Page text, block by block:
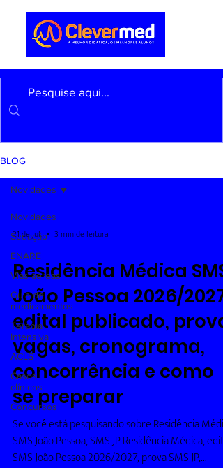
BLOG
Novidades
Sedação
ENARE
Vias aéreas
Guia de
medicamentos
Terapia
Intensiva
ACLS
Casos
clínicos
Concursos
Novidades
21 de jul. 3 min de leitura
Residência Médica SMS
João Pessoa 2026/2027:
edital publicado, prova,
vagas, cronograma,
concorrência e como
se preparar
Se você está pesquisando sobre Residência
SMS João Pessoa, SMS JP Residência Médica, edital
SMS João Pessoa 2026/2027, prova SMS JP,